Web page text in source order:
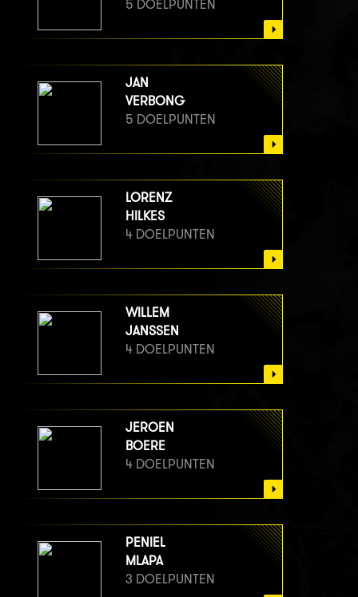
5 DOELPUNTEN
JAN
VERBONG
5 DOELPUNTEN
LORENZ
HILKES
4 DOELPUNTEN
WILLEM
JANSSEN
4 DOELPUNTEN
JEROEN
BOERE
4 DOELPUNTEN
PENIEL
MLAPA
3 DOELPUNTEN